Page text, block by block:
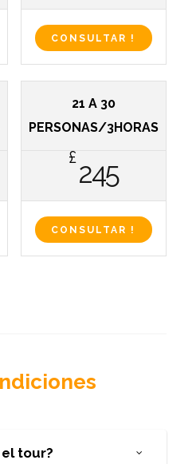
CONSULTAR !
21 A 30
PERSONAS/3HORAS
£245
CONSULTAR !
tour?